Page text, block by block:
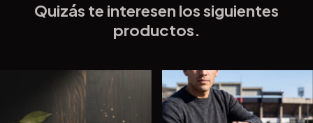
Quizás te interesen los siguientes
productos.